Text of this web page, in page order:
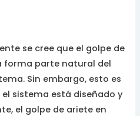
se cree que el golpe de
forma parte natural del
Sin embargo, esto es
sistema está diseñado y
el golpe de ariete en